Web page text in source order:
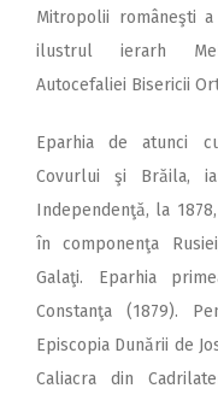
Mitropolii româneşti
ilustrul ierarh
Autocefaliei Bisericii
Eparhia de atunci
Covurlui şi Brăila,
Independenţă, la
în componenţa
Galaţi. Eparhia
Constanţa (1879).
Episcopia Dunării de
Caliacra din